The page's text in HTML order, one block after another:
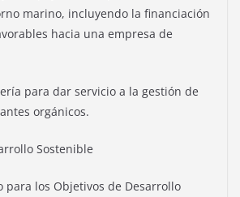
marino, incluyendo la financiación
hacia una empresa de
para dar servicio a la gestión de
orgánicos.
Sostenible
para los Objetivos de Desarrollo